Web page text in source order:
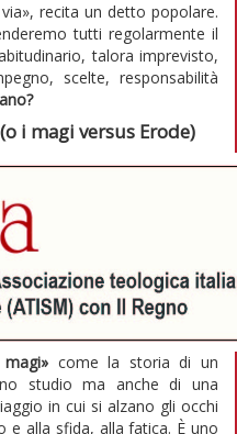
recita un detto popolare.
tutti regolarmente il
talora imprevisto,
scelte, responsabilità
i magi versus Erode)
come la storia di un
studio ma anche di una
in cui si alzano gli occhi
e alla sfida, alla fatica. È uno